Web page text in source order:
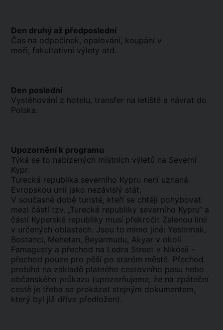
Den druhý až předposlední
Čas na odpočinek, opalování, koupání v
moři, fakultativní výlety atd.
Den poslední
Vystěhování z hotelu, transfer na letiště a návrat do
Polska.
Upozornění k programu
Týká se to nabízených místních výletů na Severní
Kypr:
Turecká republika severního Kypru není uznaná
Evropskou unií jako nezávislý stát.
V současné době turisté, kteří se chtějí pohybovat
mezi částí tzv. „Turecké republiky severního Kypru“ a
částí Kyperské republiky musí překročit Zelenou linii
v určených oblastech. Jsou to mimo jiné: Yeslirmak,
Bostanci, Mehetan, Beyarmudu, Akyar v okolí
Famagusty a přechod na Ledra Street v Nikósii -
přechod pouze pro pěší po starém městě. Přechod
probíhá na základě platného cestovního pasu nebo
občanského průkazu (upozorňujeme, že na zpáteční
cestě je třeba se prokázat stejným dokumentem,
který byl již dříve předložen).